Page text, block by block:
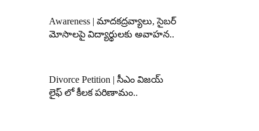
Awareness | మాదకద్రవ్యాలు, సైబర్
మోసాలపై విద్యార్థులకు అవాహన..
Divorce Petition | సీఎం విజయ్
లైఫ్ లో కీలక పరిణామం..